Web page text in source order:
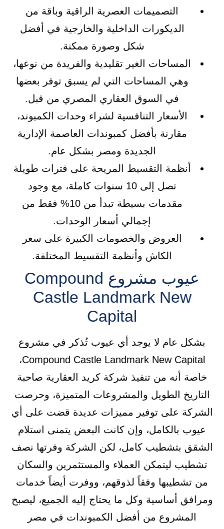
التصميمات العصرية الراقية وباقة من
الديكورات الداخلية والخارجية في أفضل
شكل وصورة ممكنة.
المساحات الغير تقليدية والفريدة من نوعها،
وهي المساحات التي لم يسبق توفر بعضها
في السوق العقاري المصري من قبل.
الأسعار التنافسية لشراء وحدات الكمبوند،
مقارنة بأفضل كمبوندات العاصمة الإدارية
الجديدة ومصر بشكل عام.
أنظمة التقسيط المريحة على فترات طويلة
تصل إلى 10 سنوات كاملة، مع وجود
مقدمات بسيطة تبدأ من 10% فقط من
إجمالي أسعار الوحدات.
العروض والخصومات الكبيرة على سعر
الكاش وأنظمة التقسيط المختلفة.
عيوب مشروع Compound
Castle Landmark New
Capital
بشكل عام لا يوجد أي عيوب تُذكر في مشروع
Compound Castle Landmark New Capital،
خاصة أنه من تنفيذ شركة كريد العقارية صاحبة
التاريخ الطويل والمشروعات المتميزة، وحرصت
الشركة على توفير مميزات عديدة قضت على أي
عيوب بالكامل، وإن كانت البعض يتمنى استلام
الشقق بتشطيب كامل، لكن الشركة وفرتها نصف
تشطيب ليتمكن العملاء والمستثمرين والسكان
من تشطيبها وفقاً لذوقهم، ووفرت أيضاً خدمات
ومرافق أساسية وكل ما يحتاج إليه الجميع، ليصبح
المشروع من أفضل الكمبوندات في مصر